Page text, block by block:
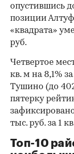
опустившись
позиции
«квадрата»
руб.
Четвертое
кв. м на 8,1%
Тушино (до
пятерку
тыс. руб. за 1
Топ-10